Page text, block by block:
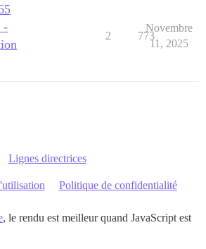
-
2 773
Novembre
11, 2025
Lignes directrices
Politique de confidentialité
, le rendu est meilleur quand JavaScript est